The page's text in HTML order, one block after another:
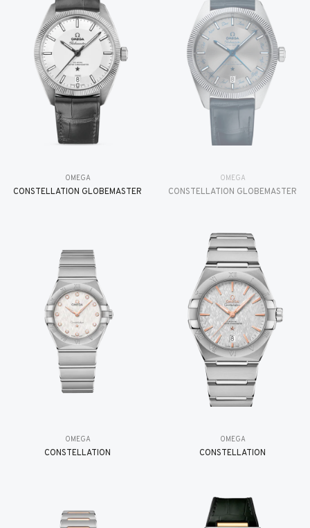
OMEGA
CONSTELLATION GLOBEMASTER
OMEGA
CONSTELLATION GLOBEMASTER
OMEGA
CONSTELLATION
OMEGA
CONSTELLATION